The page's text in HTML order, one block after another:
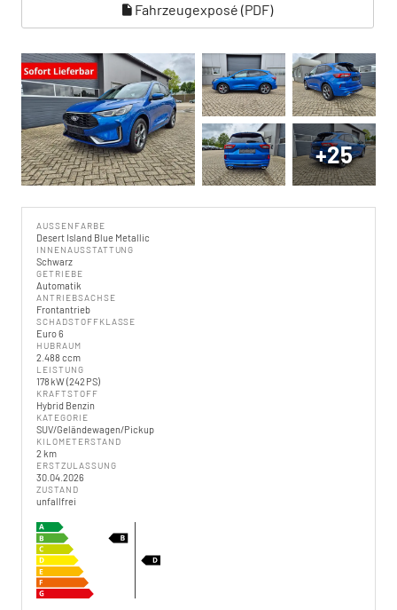
Fahrzeugexposé (PDF)
+25
AUSSENFARBE
Desert Island Blue Metallic
INNENAUSSTATTUNG
Schwarz
GETRIEBE
Automatik
ANTRIEBSACHSE
Frontantrieb
SCHADSTOFFKLASSE
Euro 6
HUBRAUM
2.488 ccm
LEISTUNG
178 kW (242 PS)
KRAFTSTOFF
Hybrid Benzin
KATEGORIE
SUV/Geländewagen/Pickup
KILOMETERSTAND
2 km
ERSTZULASSUNG
30.04.2026
ZUSTAND
unfallfrei